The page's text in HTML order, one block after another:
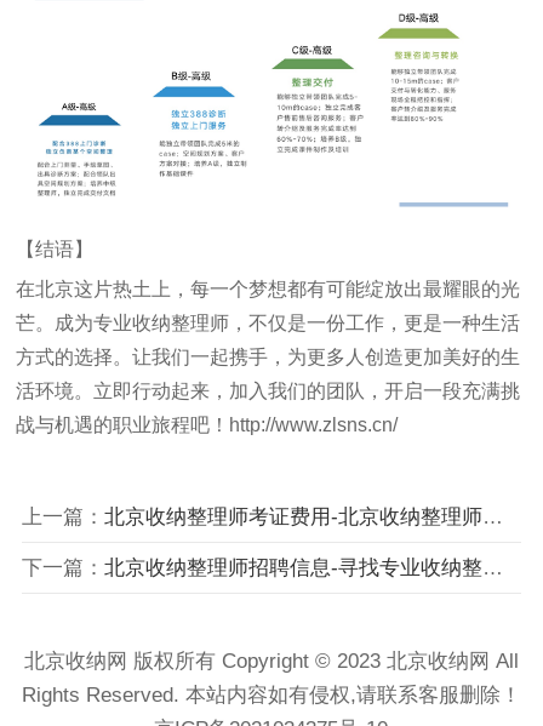
【结语】
在北京这片热土上，每一个梦想都有可能绽放出最耀眼的光
芒。成为专业收纳整理师，不仅是一份工作，更是一种生活
方式的选择。让我们一起携手，为更多人创造更加美好的生
活环境。立即行动起来，加入我们的团队，开启一段充满挑
战与机遇的职业旅程吧！ http://www.zlsns.cn/
上一篇： 北京收纳整理师考证费用-北京收纳整理师考证需要多少钱？
下一篇： 北京收纳整理师招聘信息-寻找专业收纳整理师加入北京团队
北京收纳网 版权所有 Copyright © 2023 北京收纳网 All
Rights Reserved. 本站内容如有侵权,请联系客服删除！